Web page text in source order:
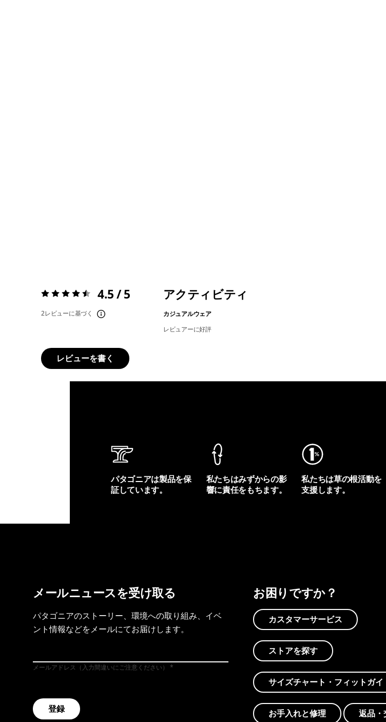
評価:4.5 / 5 4.5 / 5
2レビューに基づく
アクティビティ
カジュアルウェア
レビュアーに好評
レビューを書く
パタゴニアは製品を保
証しています。
私たちはみずからの影
響に責任をもちます。
私たちは草の根活動を
支援します。
メールニュースを受け取る
パタゴニアのストーリー、環境への取り組み、イベ
ント情報などをメールにてお届けします。
メールアドレス（入力間違いにご注意ください）
登録
お困りですか？
カスタマーサービス
ストアを探す
サイズチャート・フィットガイ
お手入れと修理 返品・